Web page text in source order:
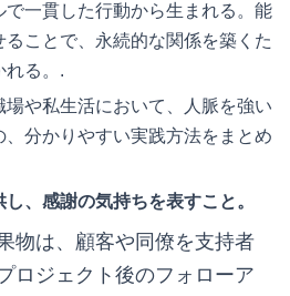
一貫した行動から生まれる。能
ことで、永続的な関係を築くた
れる。.
や私生活において、人脈を強い
分かりやすい実践方法をまとめ
、感謝の気持ちを表すこと。
物は、顧客や同僚を支持者
ロジェクト後のフォローア